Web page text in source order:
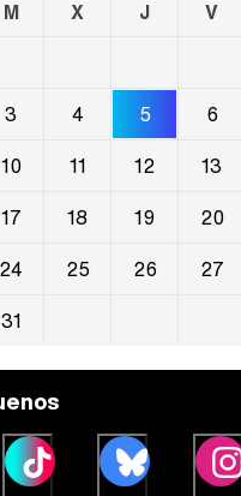
M X J V
3 4 5 6
10 11 12 13
17 18 19 20
24 25 26 27
31